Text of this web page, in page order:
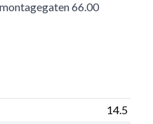
66.00
14.5